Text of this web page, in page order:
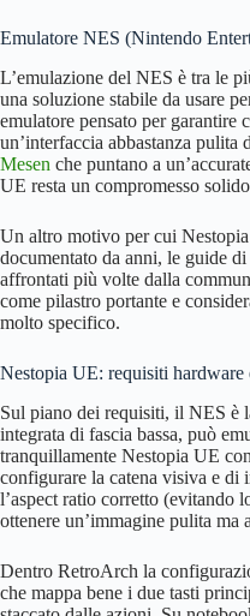
Emulatore NES (Nintendo
L’emulazione del NES è tra le
una soluzione stabile da usare
emulatore pensato per
un’interfaccia abbastanza
Mesen che puntano a
UE resta un compromesso
Un altro motivo per cui
documentato da anni, le guide
affrontati più volte dalla
come pilastro portante e
molto specifico.
Nestopia UE: requisiti hardware
Sul piano dei requisiti, il NES è
integrata di fascia bassa, può
tranquillamente Nestopia UE
configurare la catena visiva e di
l’aspect ratio corretto (evitando
ottenere un’immagine pulita
Dentro RetroArch la
che mappa bene i due tasti